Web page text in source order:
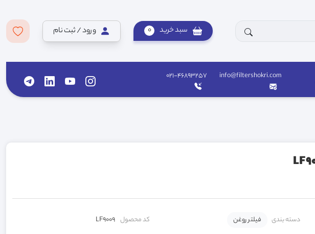
سبد خرید 0 ورود / ثبت نام
info@filtershokri.com
021-46893257
دسته بندی فیلتر روغن کد محصول LF9009